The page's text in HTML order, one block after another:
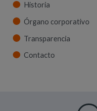
Historia
Órgano corporativo
Transparencia
Contacto